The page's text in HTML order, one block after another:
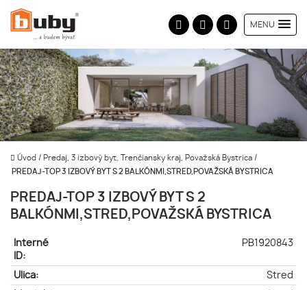
MENU
Úvod / Predaj, 3 izbový byt, Trenčiansky kraj, Považská Bystrica /
PREDAJ-TOP 3 IZBOVÝ BYT S 2 BALKÓNMI,STRED,POVAŽSKÁ BYSTRICA
PREDAJ-TOP 3 IZBOVÝ BYT S 2
BALKÓNMI,STRED,POVAŽSKÁ BYSTRICA
Interné
ID:
PB1920843
Ulica:
Stred